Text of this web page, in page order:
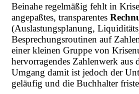
Beinahe regelmäßig fehlt in
angepaßtes, transparentes
(Auslastungsplanung,
Besprechungsroutinen auf
einer kleinen Gruppe von
hervorragendes Zahlenwerk aus
Umgang damit ist jedoch der
geläufig und die Buchhalter